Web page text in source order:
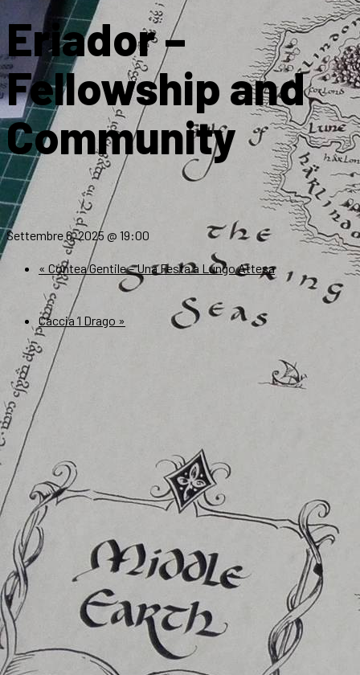
Eriador –
Fellowship and
Community
Settembre 6, 2025 @ 19:00
« Contea Gentile – Una Festa a Lungo Attesa
Caccia ‘l Drago »